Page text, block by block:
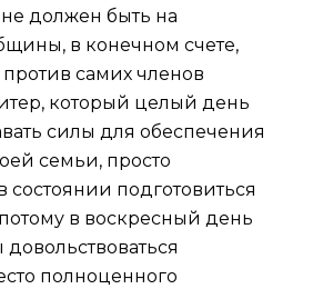
не должен быть на
в конечном счете,
самих членов
который целый день
силы для обеспечения
семьи, просто
подготовиться
в воскресный день
полноценного